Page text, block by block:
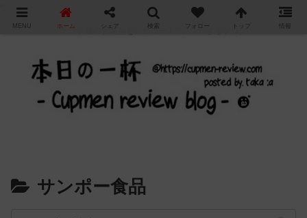
カップ麺の新商品をレビュー / アレンジするブログ
サンポー食品
MENU ホーム シェア 検索 フォロー トップ 情報